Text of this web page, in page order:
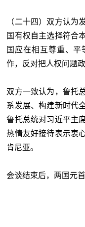
（二十四）双方认为
国有权自主选择符合
国应在相互尊重、
作，反对把人权问题
双方一致认为，鲁托
系发展、构建新时代
鲁托总统对习近平主
热情友好接待表示衷
肯尼亚。
会谈结束后，两国元